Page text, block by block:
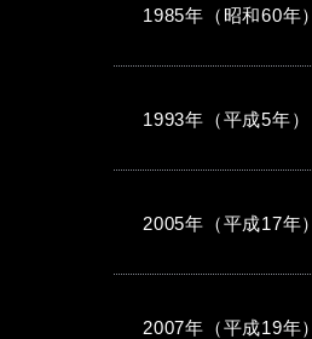
1985年（昭和60年）
1993年（平成5年）
2005年（平成17年）
2007年（平成19年）